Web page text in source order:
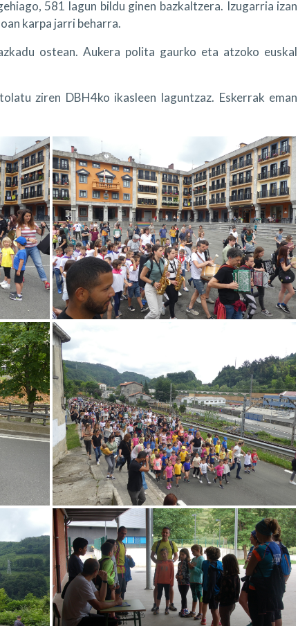
581 lagun bildu ginen bazkaltzera. Izugarria izan
karpa jarri beharra.
ostean. Aukera polita gaurko eta atzoko euskal
ziren DBH4ko ikasleen laguntzaz. Eskerrak eman